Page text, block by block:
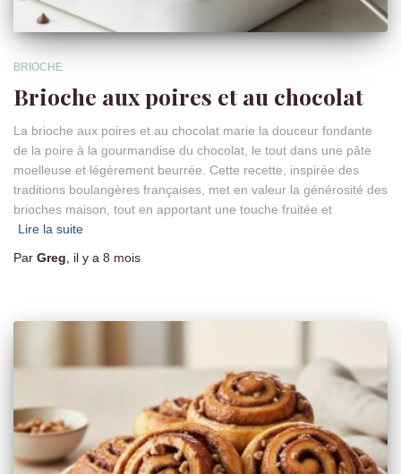
BRIOCHE
Brioche aux poires et au chocolat
La brioche aux poires et au chocolat marie la douceur fondante
de la poire à la gourmandise du chocolat, le tout dans une pâte
moelleuse et légèrement beurrée. Cette recette, inspirée des
traditions boulangères françaises, met en valeur la générosité des
brioches maison, tout en apportant une touche fruitée et
Lire la suite
Par Greg , il y a 8 mois